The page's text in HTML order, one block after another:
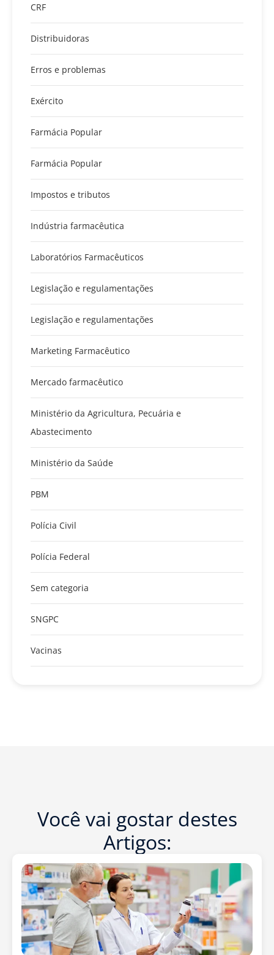
CRF
Distribuidoras
Erros e problemas
Exército
Farmácia Popular
Farmácia Popular
Impostos e tributos
Indústria farmacêutica
Laboratórios Farmacêuticos
Legislação e regulamentações
Legislação e regulamentações
Marketing Farmacêutico
Mercado farmacêutico
Ministério da Agricultura, Pecuária e
Abastecimento
Ministério da Saúde
PBM
Polícia Civil
Polícia Federal
Sem categoria
SNGPC
Vacinas
Você vai gostar destes
Artigos: